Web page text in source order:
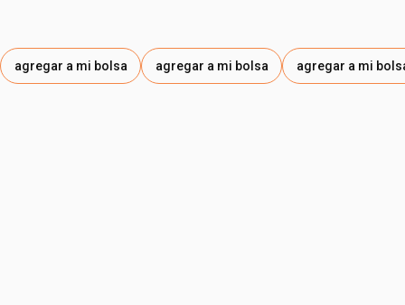
agregar a mi bolsa agregar a mi bolsa agregar a mi